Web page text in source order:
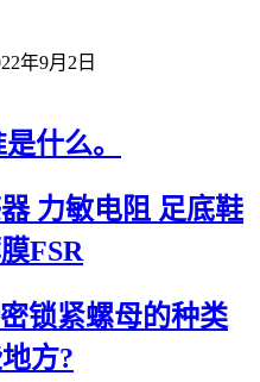
年9月2日
什么。
力敏电阻 足底鞋
FSR
锁紧螺母的种类
方?